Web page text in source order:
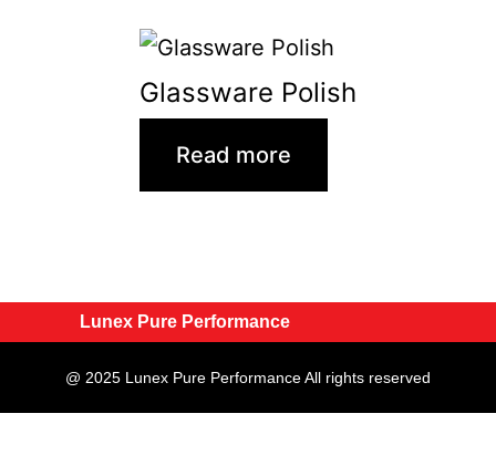
Glassware Polish
Read more
Lunex Pure Performance
@ 2025 Lunex Pure Performance All rights reserved